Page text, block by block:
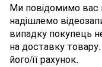
Ми повідомимо вас
надішлемо
випадку покупець
на доставку
його/її рахунок.